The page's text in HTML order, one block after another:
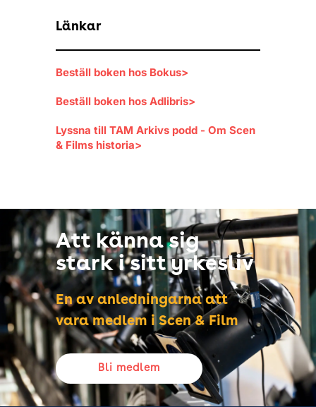
Länkar
Beställ boken hos Bokus>
Beställ boken hos Adlibris>
Lyssna till TAM Arkivs podd - Om Scen
& Films historia>
Att känna sig
stark i sitt yrkesliv
En av anledningarna att
vara medlem i Scen & Film
Bli medlem